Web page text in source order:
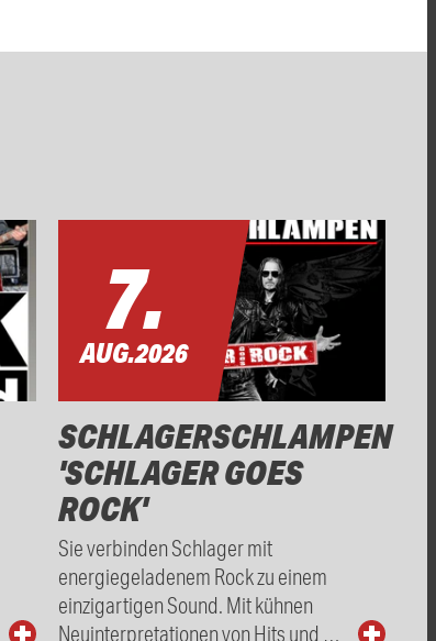
7.
AUG.2026
SCHLAGERSCHLAMPEN
'SCHLAGER GOES
ROCK'
Sie verbinden Schlager mit
energiegeladenem Rock zu einem
einzigartigen Sound. Mit kühnen
Neuinterpretationen von Hits und …